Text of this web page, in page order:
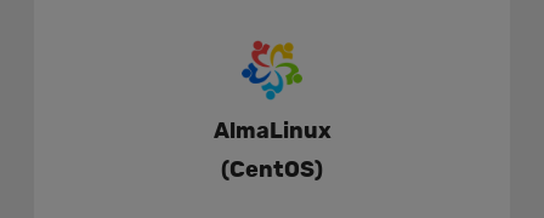
AlmaLinux
(CentOS)